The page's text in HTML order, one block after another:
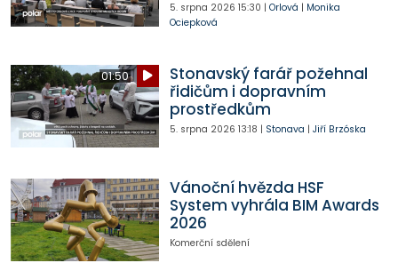
5. srpna 2026 15:30 | Orlová | Monika
Ociepková
01:50
Stonavský farář požehnal
řidičům i dopravním
prostředkům
5. srpna 2026 13:18 | Stonava | Jiří Brzóska
Vánoční hvězda HSF
System vyhrála BIM Awards
2026
Komerční sdělení